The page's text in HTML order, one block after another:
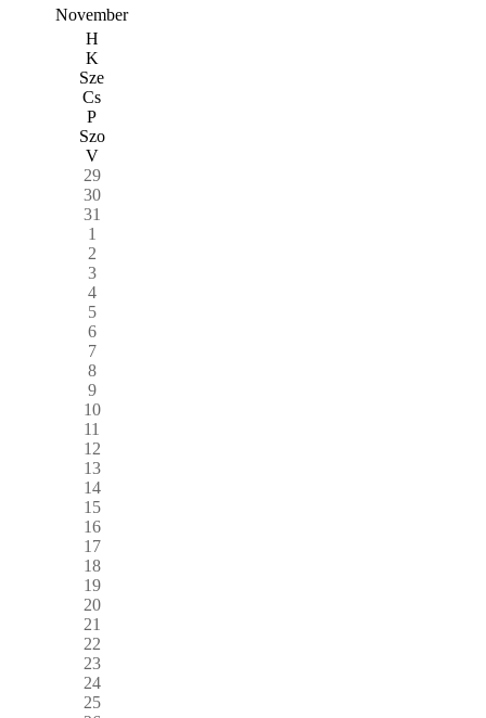
November
H
K
Sze
Cs
P
Szo
V
29
30
31
1
2
3
4
5
6
7
8
9
10
11
12
13
14
15
16
17
18
19
20
21
22
23
24
25